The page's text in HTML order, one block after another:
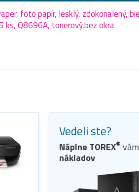
foto papír, lesklý, zdokonalený,
Q8696A, tonerový,bez okra
Vedeli ste?
Náplne TOREX®
nákladov